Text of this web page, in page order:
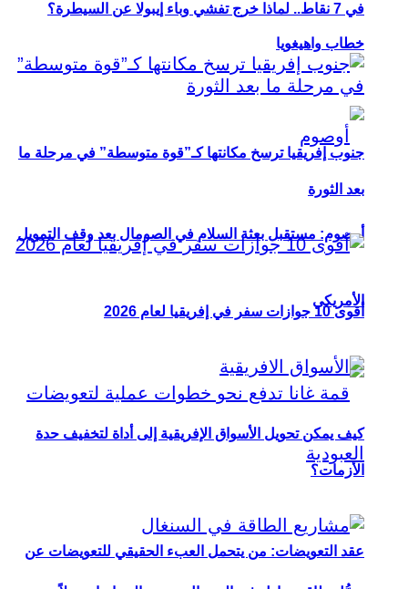
خطاب واهيغويا
أوصوم: مستقبل بعثة السلام في الصومال بعد وقف التمويل
الأمريكي
عقد التعويضات: من يتحمل العبء الحقيقي للتعويضات عن
في 7 نقاط.. لماذا خرج تفشي وباء إيبولا عن السيطرة؟
جنوب إفريقيا ترسخ مكانتها كـ”قوة متوسطة” في مرحلة ما
بعد الثورة
أقوى 10 جوازات سفر في إفريقيا لعام 2026
كيف يمكن تحويل الأسواق الإفريقية إلى أداة لتخفيف حدة
الأزمات؟